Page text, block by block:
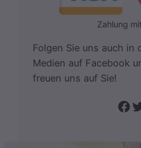
Zahlung
Folgen Sie uns auch in
Medien auf Facebook
freuen uns auf Sie!
Folge uns auf Facebook Twitter